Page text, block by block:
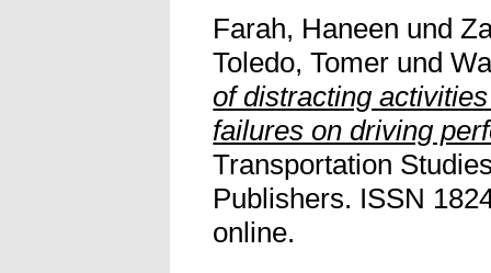
Farah, Haneen und
Toledo, Tomer und
of distracting
failures on driving
Transportation
Publishers. ISSN
online.